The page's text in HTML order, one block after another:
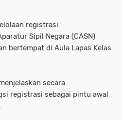
registrasi
Sipil Negara (CASN)
bertempat di Aula Lapas Kelas
secara
registrasi sebagai pintu awal